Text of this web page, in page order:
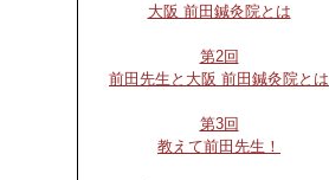
大阪 前田鍼灸院とは
第2回
前田先生と大阪 前田鍼灸院とは
第3回
教えて前田先生！